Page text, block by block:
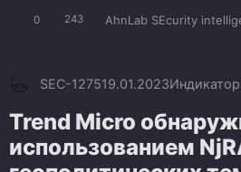
0 243 AhnLab SEcurity
SEC-127519.01.2023
Trend Micro
использованием